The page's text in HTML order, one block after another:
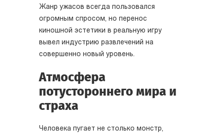
Жанр ужасов всегда пользовался
огромным спросом, но перенос
киношной эстетики в реальную игру
вывел индустрию развлечений на
совершенно новый уровень.
Атмосфера
потустороннего мира и
страха
Человека пугает не столько монстр,